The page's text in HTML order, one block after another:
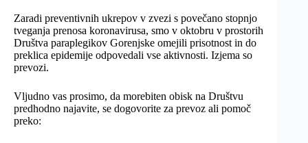
Zaradi preventivnih ukrepov v zvezi s povečano stopnjo
tveganja prenosa koronavirusa, smo v oktobru v prostorih
Društva paraplegikov Gorenjske omejili prisotnost in do
preklica epidemije odpovedali vse aktivnosti. Izjema so
prevozi.
Vljudno vas prosimo, da morebiten obisk na Društvu
predhodno najavite, se dogovorite za prevoz ali pomoč
preko: